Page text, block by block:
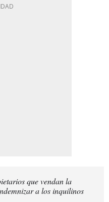
que vendan la
a los inquilinos